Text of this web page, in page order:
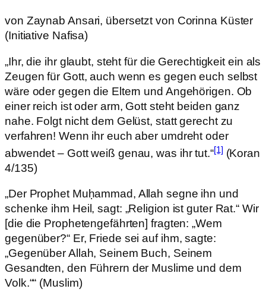
von Zaynab Ansari, übersetzt von Corinna Küster
(Initiative Nafisa)
„Ihr, die ihr glaubt, steht für die Gerechtigkeit ein als
Zeugen für Gott, auch wenn es gegen euch selbst
wäre oder gegen die Eltern und Angehörigen. Ob
einer reich ist oder arm, Gott steht beiden ganz
nahe. Folgt nicht dem Gelüst, statt gerecht zu
verfahren! Wenn ihr euch aber umdreht oder
abwendet – Gott weiß genau, was ihr tut.“[1](Koran
4/135)
„Der Prophet Muḥammad, Allah segne ihn und
schenke ihm Heil, sagt: „Religion ist guter Rat.“ Wir
[die die Prophetengefährten] fragten: „Wem
gegenüber?“ Er, Friede sei auf ihm, sagte:
„Gegenüber Allah, Seinem Buch, Seinem
Gesandten, den Führern der Muslime und dem
Volk.““ (Muslim)